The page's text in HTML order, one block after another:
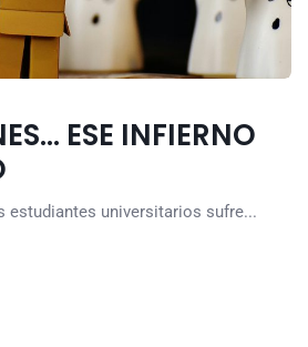
ESE INFIERNO
estudiantes universitarios sufre...